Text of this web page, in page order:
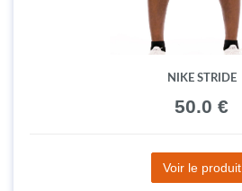
NIKE STRIDE
50.0 €
Voir le produit